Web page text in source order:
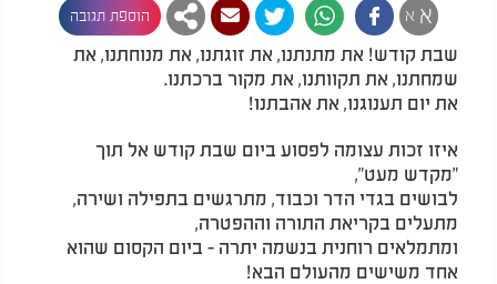
א א הוספת תגובה
שבת קודש! את מתנתנו, את זוגתנו, את מנוחתנו, את
שמחתנו, את תקוותנו, את מקור ברכתנו.
את יום תענוגנו, את אהבתנו!
איזו זכות עצומה לפסוע ביום שבת קודש אל תוך
"מקדש מעט",
לבושים בגדי הדר וכבוד, מתרגשים בתפילה ושירה,
מתעלים בקריאת התורה וההפטרה,
ומתמלאים רוחנית בנשמה יתרה - ביום הקסום שהוא
אחד משישים מהעולם הבא!